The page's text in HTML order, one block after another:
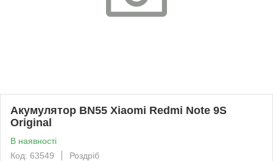
Акумулятор BN55 Xiaomi Redmi Note 9S
Original
В наявності
Код: 63549
Роздріб